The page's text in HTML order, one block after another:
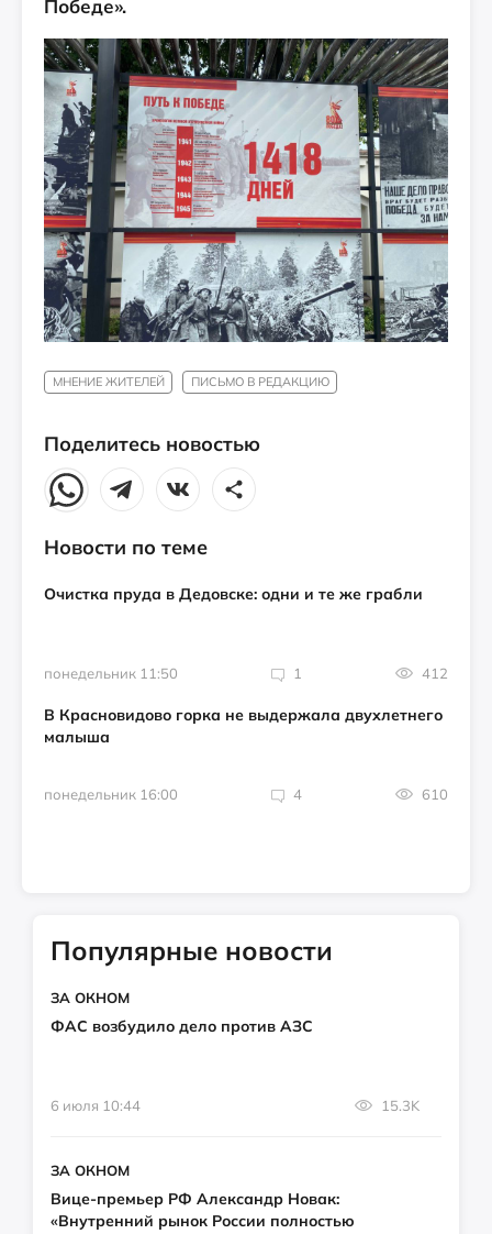
Победе».
МНЕНИЕ ЖИТЕЛЕЙ ПИСЬМО В РЕДАКЦИЮ
Поделитесь новостью
Новости по теме
Очистка пруда в Дедовске: одни и те же грабли
понедельник 11:50 1 412
В Красновидово горка не выдержала двухлетнего
малыша
понедельник 16:00 4 610
Популярные новости
ЗА ОКНОМ
ФАС возбудило дело против АЗС
6 июля 10:44 15.3K
ЗА ОКНОМ
Вице-премьер РФ Александр Новак:
«Внутренний рынок России полностью